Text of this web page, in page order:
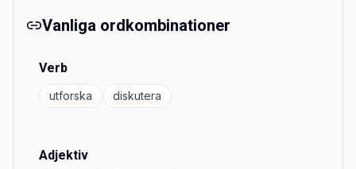
Vanliga ordkombinationer
Verb
utforska diskutera
Adjektiv